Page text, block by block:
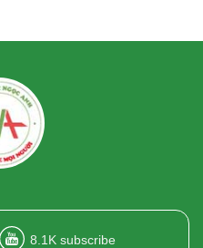
8.1K subscribe